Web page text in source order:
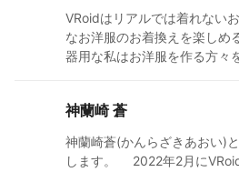
きです！ʕ•́ᴥ•̀ʔっ♡ I enjoy
comments or tips are
スタイルを作るのが好きです
いつでも大歓迎です！(っ＾▿
y add extensions, side hair,
s you like Archive Type:
は主にヘアスタイルを制作し
に入っているので、エクステ
VRoidはリアルでは着れない
なお洋服のお着換えを楽しめ
器用な私はお洋服を作る方々
ewerでも使用させていただ
ーの皆様に感謝です(^^) 私は
きですが、お洋服のお着換え
れた機能を使ったお洋服がそ
神蘭崎 蒼
神蘭崎蒼(かんらざきあおい)
します。 2022年2月に